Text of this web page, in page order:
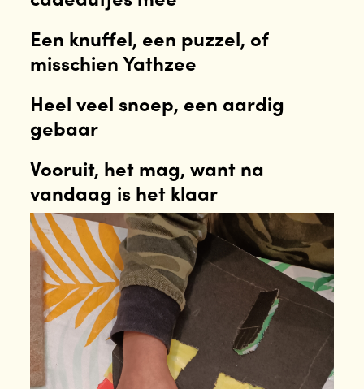
Een knuffel, een puzzel, of
misschien Yathzee
Heel veel snoep, een aardig
gebaar
Vooruit, het mag, want na
vandaag is het klaar